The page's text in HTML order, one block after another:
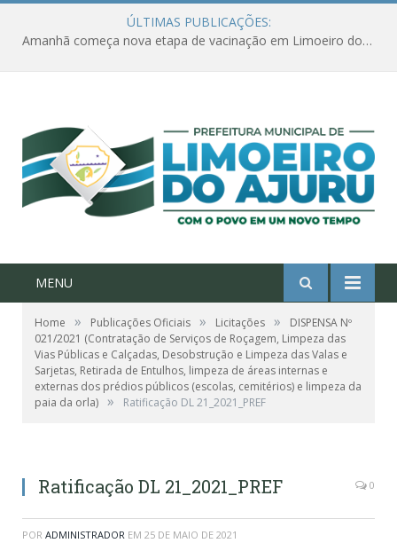
ÚLTIMAS PUBLICAÇÕES:
Amanhã começa nova etapa de vacinação em Limoeiro do Ajuru para idosos com 65 ou mais
MENU
Home » Publicações Oficiais » Licitações »
DISPENSA Nº
021/2021 (Contratação de Serviços de Roçagem, Limpeza das
Vias Públicas e Calçadas, Desobstrução e Limpeza das Valas e
Sarjetas, Retirada de Entulhos, limpeza de áreas internas e
externas dos prédios públicos (escolas, cemitérios) e limpeza da
paia da orla) » Ratificação DL 21_2021_PREF
Ratificação DL 21_2021_PREF 0
POR ADMINISTRADOR EM 25 DE MAIO DE 2021